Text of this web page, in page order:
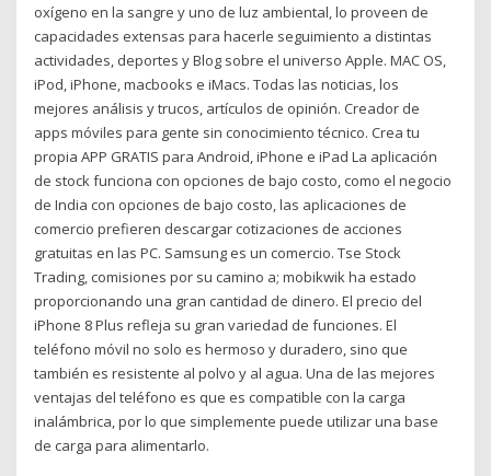
oxígeno en la sangre y uno de luz ambiental, lo proveen de
capacidades extensas para hacerle seguimiento a distintas
actividades, deportes y Blog sobre el universo Apple. MAC OS,
iPod, iPhone, macbooks e iMacs. Todas las noticias, los
mejores análisis y trucos, artículos de opinión. Creador de
apps móviles para gente sin conocimiento técnico. Crea tu
propia APP GRATIS para Android, iPhone e iPad La aplicación
de stock funciona con opciones de bajo costo, como el negocio
de India con opciones de bajo costo, las aplicaciones de
comercio prefieren descargar cotizaciones de acciones
gratuitas en las PC. Samsung es un comercio. Tse Stock
Trading, comisiones por su camino a; mobikwik ha estado
proporcionando una gran cantidad de dinero. El precio del
iPhone 8 Plus refleja su gran variedad de funciones. El
teléfono móvil no solo es hermoso y duradero, sino que
también es resistente al polvo y al agua. Una de las mejores
ventajas del teléfono es que es compatible con la carga
inalámbrica, por lo que simplemente puede utilizar una base
de carga para alimentarlo.